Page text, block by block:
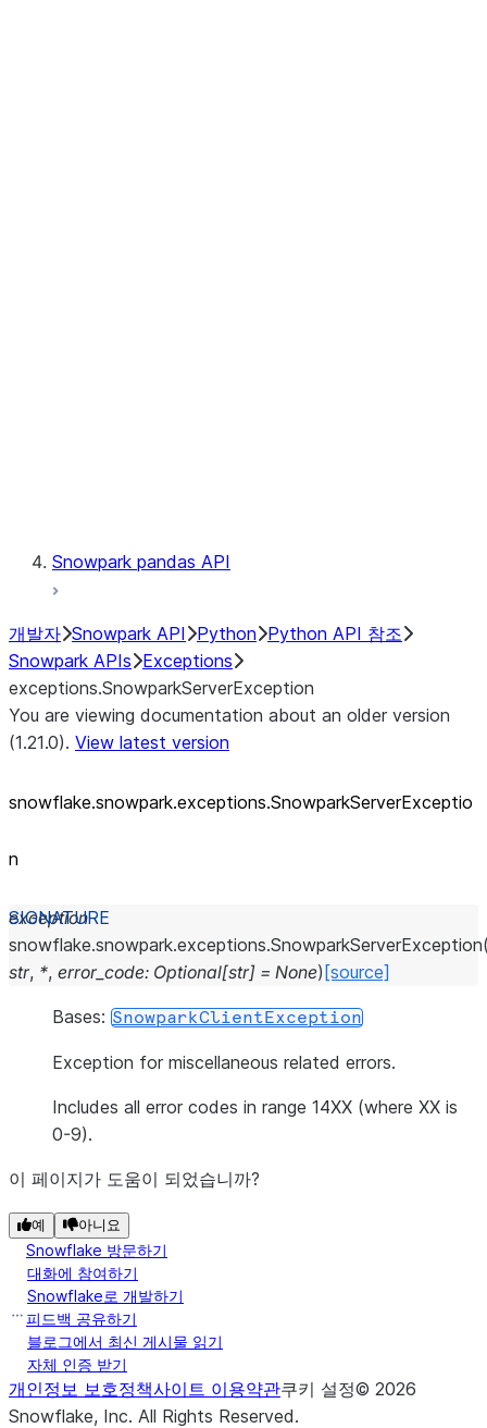
Snowpark pandas API
개발자 Snowpark API Python Python API 참조
Snowpark APIs Exceptions
exceptions.SnowparkServerException
You are viewing documentation about an older version
(1.21.0). View latest version
snowflake.snowpark.exceptions.SnowparkServerExceptio
n
exception
snowflake.snowpark.exceptions.SnowparkServerException
str, *, error_code: Optional[str] = None) [source]
Bases: SnowparkClientException
Exception for miscellaneous related errors.
Includes all error codes in range 14XX (where XX is
0-9).
이 페이지가 도움이 되었습니까?
예 아니요
Snowflake 방문하기
대화에 참여하기
Snowflake로 개발하기
피드백 공유하기
블로그에서 최신 게시물 읽기
자체 인증 받기
개인정보 보호정책사이트 이용약관쿠키 설정© 2026
Snowflake, Inc. All Rights Reserved.